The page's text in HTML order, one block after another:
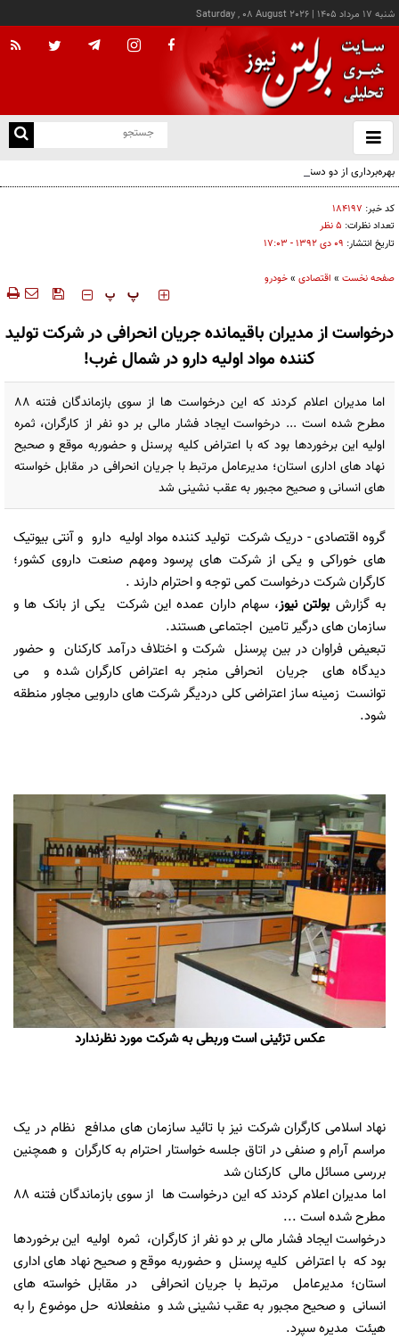
شنبه ۱۷ مرداد ۱۴۰۵ |
Saturday , 08 August 2026
باز
و
بهره‌برداری از دو دستگاه جدید پرس صابون در پاكسان
کد خبر: ۱۸۴۱۹۷
تعداد نظرات: ۵ نظر
تاریخ انتشار: ۰۹ دی ۱۳۹۲ - ۱۷:۰۳
صفحه نخست » اقتصادی »خودرو
‍‍‍ پ پ
درخواست از مدیران باقیمانده جریان انحرافی در شرکت تولید
کننده مواد اولیه دارو در شمال غرب!
اما مدیران اعلام کردند که این درخواست ها از سوی بازماندگان فتنه 88
مطرح شده است ... درخواست ایجاد فشار مالی بر دو نفر از کارگران، ثمره
اولیه این برخوردها بود که با اعتراض کلیه پرسنل و حضوربه موقع و صحیح
نهاد های اداری استان؛ مدیرعامل مرتبط با جریان انحرافی در مقابل خواسته
های انسانی و صحیح مجبور به عقب نشینی شد
گروه اقتصادی- دریک شرکت تولید کننده مواد اولیه دارو و آنتی بیوتیک
های خوراکی و یکی از شرکت های پرسود ومهم صنعت داروی کشور؛
کارگران شرکت درخواست کمی توجه و احترام دارند .
به گزارشبولتن نیوز، سهام داران عمده این شرکت یکی از بانک ها و
سازمان های درگیر تامین اجتماعی هستند.
تبعیض فراوان در بین پرسنل شرکت و اختلاف درآمد کارکنان و حضور
دیدگاه های جریان انحرافی منجر به اعتراض کارگران شده و می
توانست زمینه ساز اعتراضی کلی دردیگر شرکت های دارویی مجاور منطقه
شود.
عکس تزئینی استوربطی به شرکت مورد نظرندارد
نهاد اسلامی کارگران شرکت نیز با تائید سازمان های مدافع نظام در یک
مراسم آرام و صنفی در اتاق جلسه خواستار احترام به کارگران و همچنین
بررسی مسائل مالی کارکنان شد
اما مدیران اعلام کردند که این درخواست ها از سوی بازماندگان فتنه 88
مطرح شده است ...
درخواست ایجاد فشار مالی بر دو نفر از کارگران، ثمره اولیه این برخوردها
بود که با اعتراض کلیه پرسنل و حضوربه موقع و صحیح نهاد های اداری
استان؛ مدیرعامل مرتبط با جریان انحرافی در مقابل خواسته های
انسانی و صحیح مجبور به عقب نشینی شد و منفعلانه حل موضوع را به
هیئت مدیره سپرد.